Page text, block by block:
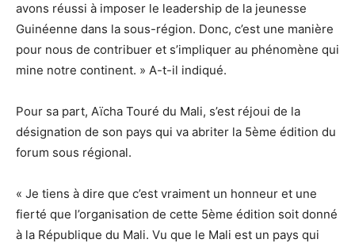
avons réussi à imposer le leadership de la jeunesse
Guinéenne dans la sous-région. Donc, c’est une manière
pour nous de contribuer et s’impliquer au phénomène qui
mine notre continent. » A-t-il indiqué.
Pour sa part, Aïcha Touré du Mali, s’est réjoui de la
désignation de son pays qui va abriter la 5ème édition du
forum sous régional.
« Je tiens à dire que c’est vraiment un honneur et une
fierté que l’organisation de cette 5ème édition soit donné
à la République du Mali. Vu que le Mali est un pays qui